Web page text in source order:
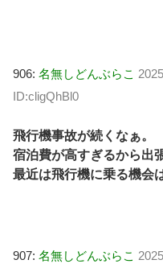
906: 名無しどんぶらこ
ID:cligQhBl0
飛行機事故が続くなぁ。
宿泊費が高すぎるから出
最近は飛行機に乗る機会
907: 名無しどんぶらこ